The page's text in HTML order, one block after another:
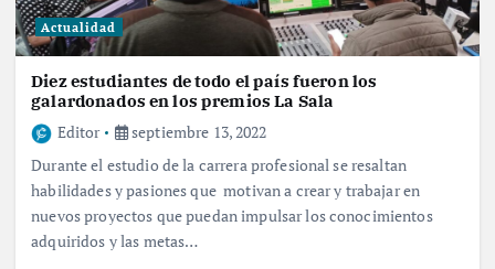
Actualidad
Diez estudiantes de todo el país fueron los
galardonados en los premios La Sala
Editor
septiembre 13, 2022
Durante el estudio de la carrera profesional se resaltan
habilidades y pasiones que motivan a crear y trabajar en
nuevos proyectos que puedan impulsar los conocimientos
adquiridos y las metas…